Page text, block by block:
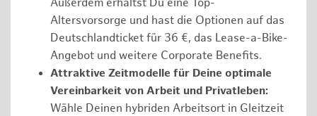
Außerdem erhältst Du eine Top-
Altersvorsorge und hast die Optionen auf das
Deutschlandticket für 36 €, das Lease-a-Bike-
Angebot und weitere Corporate Benefits.
Attraktive Zeitmodelle für Deine optimale
Vereinbarkeit von Arbeit und Privatleben:
Wähle Deinen hybriden Arbeitsort in Gleitzeit